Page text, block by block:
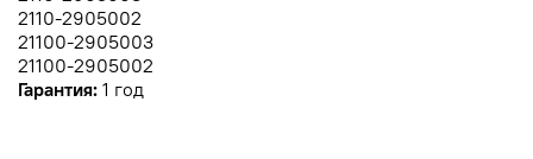
2110-2905002
21100-2905003
21100-2905002
Гарантия: 1 год